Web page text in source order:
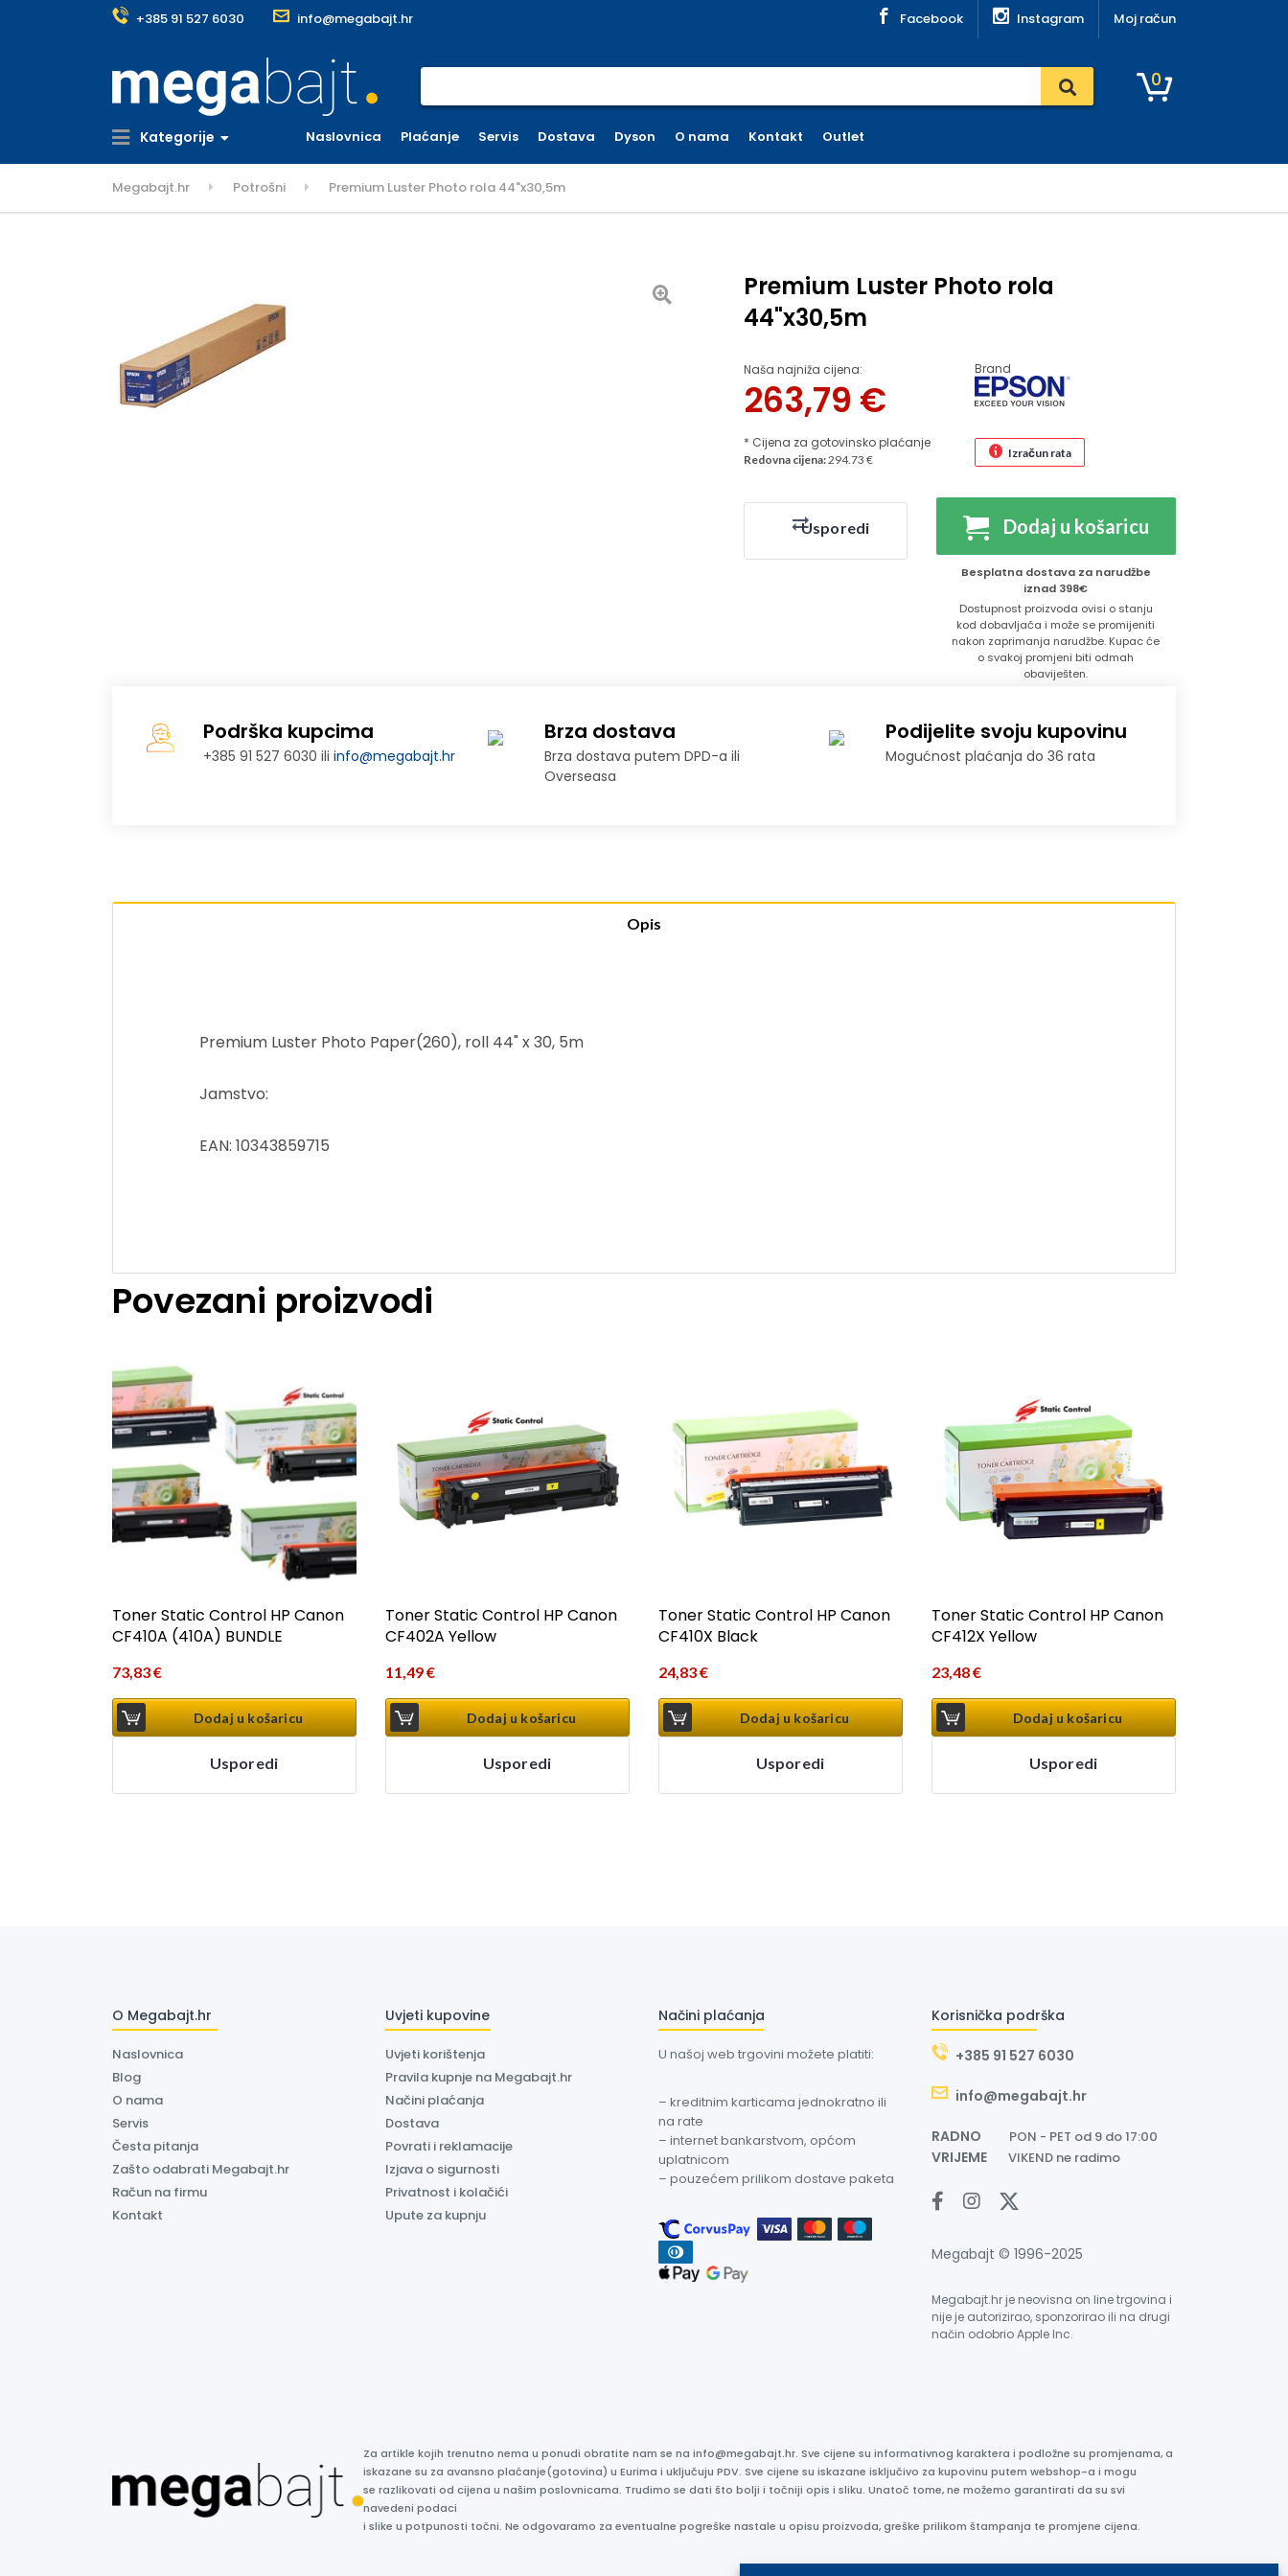
+385 91 527 6030 info@megabajt.hr Facebook Instagram Moj račun
0
Kategorije Naslovnica Plaćanje Servis Dostava Dyson O nama Kontakt Outlet
Megabajt.hr Potrošni Premium Luster Photo rola 44"x30,5m
Premium Luster Photo rola
44"x30,5m
Naša najniža cijena:
263,79 €
* Cijena za gotovinsko plaćanje
Brand
Redovna cijena:294.73 € Izračun rata
Usporedi Dodaj u košaricu
Besplatna dostava za narudžbe
iznad 398€
Dostupnost proizvoda ovisi o stanju
kod dobavljača i može se promijeniti
nakon zaprimanja narudžbe. Kupac će
o svakoj promjeni biti odmah
obaviješten.
Podrška kupcima
+385 91 527 6030 iliinfo@megabajt.hr
Brza dostava
Brza dostava putem DPD-a ili
Overseasa
Podijelite svoju kupovinu
Mogućnost plaćanja do 36 rata
Opis
Premium Luster Photo Paper(260), roll 44" x 30, 5m
Jamstvo:
EAN: 10343859715
Povezani proizvodi
Toner Static Control HP Canon
CF410A (410A) BUNDLE
73,83€
Dodaj u košaricu
Usporedi
Toner Static Control HP Canon
CF402A Yellow
11,49€
Dodaj u košaricu
Usporedi
Toner Static Control HP Canon
CF410X Black
24,83€
Dodaj u košaricu
Usporedi
Toner Static Control HP Canon
CF412X Yellow
23,48€
Dodaj u košaricu
Usporedi
O Megabajt.hr
Naslovnica
Blog
O nama
Servis
Česta pitanja
Zašto odabrati Megabajt.hr
Račun na firmu
Kontakt
Uvjeti kupovine
Uvjeti korištenja
Pravila kupnje na Megabajt.hr
Načini plaćanja
Dostava
Povrati i reklamacije
Izjava o sigurnosti
Privatnost i kolačići
Upute za kupnju
Načini plaćanja
U našoj web trgovini možete platiti:
– kreditnim karticama jednokratno ili
na rate
– internet bankarstvom, općom
uplatnicom
– pouzećem prilikom dostave paketa
Korisnička podrška
+385 91 527 6030
info@megabajt.hr
RADNO PON - PET od 9 do 17:00
VRIJEME VIKEND ne radimo
Megabajt © 1996-2025
Megabajt.hr je neovisna on line trgovina i
nije je autorizirao, sponzorirao ili na drugi
način odobrio Apple Inc.
Za artikle kojih trenutno nema u ponudi obratite nam se na info@megabajt.hr. Sve cijene su informativnog karaktera i podložne su promjenama, a
iskazane su za avansno plaćanje(gotovina) u Eurima i uključuju PDV. Sve cijene su iskazane isključivo za kupovinu putem webshop-a i mogu
se razlikovati od cijena u našim poslovnicama. Trudimo se dati što bolji i točniji opis i sliku. Unatoč tome, ne možemo garantirati da su svi
navedeni podaci
i slike u potpunosti točni. Ne odgovaramo za eventualne pogreške nastale u opisu proizvoda, greške prilikom štampanja te promjene cijena.